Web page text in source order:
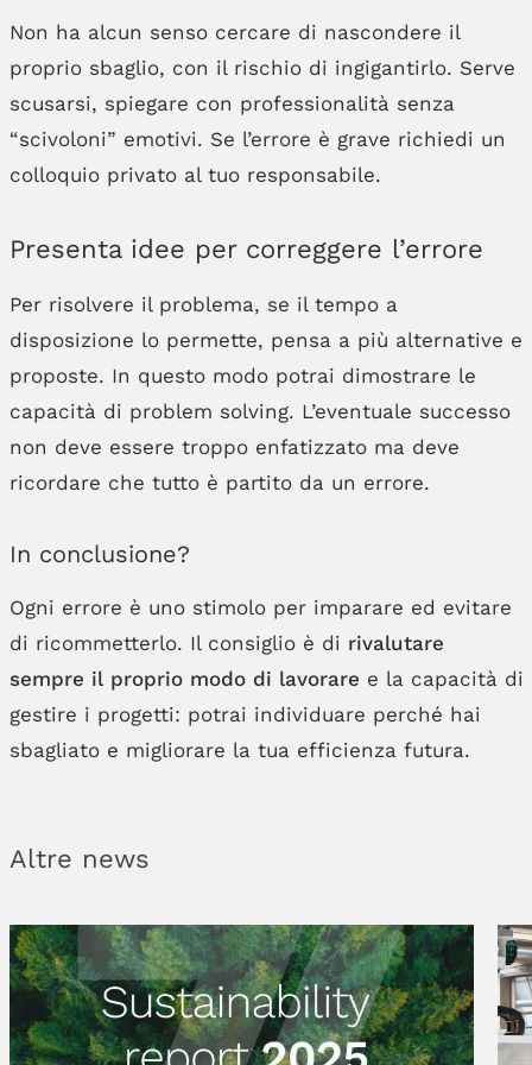
Non ha alcun senso cercare di nascondere il
proprio sbaglio, con il rischio di ingigantirlo. Serve
scusarsi, spiegare con professionalità senza
“scivoloni” emotivi. Se l’errore è grave richiedi un
colloquio privato al tuo responsabile.
Presenta idee per correggere l’errore
Per risolvere il problema, se il tempo a
disposizione lo permette, pensa a più alternative e
proposte. In questo modo potrai dimostrare le
capacità di problem solving. L’eventuale successo
non deve essere troppo enfatizzato ma deve
ricordare che tutto è partito da un errore.
In conclusione?
Ogni errore è uno stimolo per imparare ed evitare
di ricommetterlo. Il consiglio è di rivalutare
sempre il proprio modo di lavorare e la capacità di
gestire i progetti: potrai individuare perché hai
sbagliato e migliorare la tua efficienza futura.
Altre news